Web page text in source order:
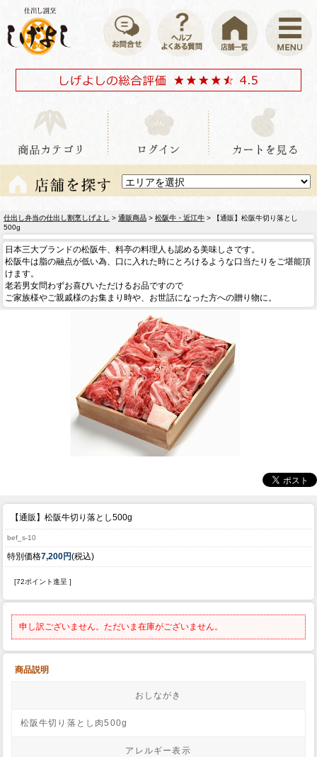
仕出し弁当の仕出し割烹しげよし > 通販商品 > 松阪牛・近江牛 > 【通販】松阪牛切り落とし
500g
日本三大ブランドの松阪牛、料亭の料理人も認める美味しさです。
松阪牛は脂の融点が低い為、口に入れた時にとろけるような口当たりをご堪能頂
けます。
老若男女問わずお喜びいただけるお品ですので
ご家族様やご親戚様のお集まり時や、お世話になった方への贈り物に。
【通販】松阪牛切り落とし500g
bef_s-10
特別価格7,200円(税込)
[72ポイント進呈 ]
申し訳ございません。ただいま在庫がございません。
商品説明
おしながき
松阪牛切り落とし肉500g
アレルギー表示